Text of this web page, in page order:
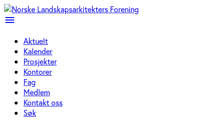
menu
Aktuelt
Kalender
Prosjekter
Kontorer
Fag
Medlem
Kontakt oss
Søk